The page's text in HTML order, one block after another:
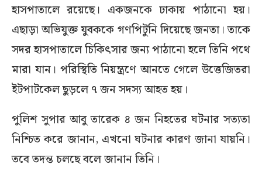
হাসপাতালে রয়েছে। একজনকে ঢাকায় পাঠানো হয়।
এছাড়া অভিযুক্ত যুবককে গণপিটুনি দিয়েছে জনতা। তাকে
সদর হাসপাতালে চিকিৎসার জন্য পাঠানো হলে তিনি পথে
মারা যান। পরিস্থিতি নিয়ন্ত্রণে আনতে গেলে উত্তেজিতরা
ইটপাটকেল ছুড়লে ৭ জন সদস্য আহত হয়।
পুলিশ সুপার আবু তারেক ৪ জন নিহতের ঘটনার সত্যতা
নিশ্চিত করে জানান, এখনো ঘটনার কারণ জানা যায়নি।
তবে তদন্ত চলছে বলে জানান তিনি।